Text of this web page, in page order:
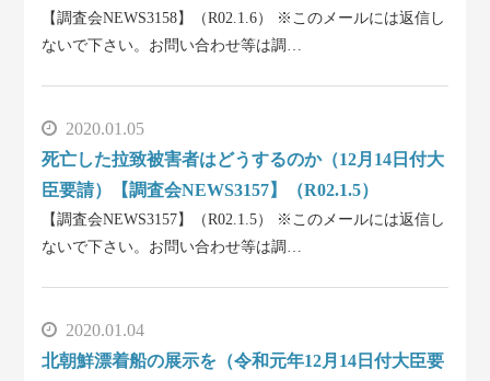
【調査会NEWS3158】（R02.1.6） ※このメールには返信し
ないで下さい。お問い合わせ等は調…
2020.01.05
死亡した拉致被害者はどうするのか（12月14日付大
臣要請）【調査会NEWS3157】（R02.1.5）
【調査会NEWS3157】（R02.1.5） ※このメールには返信し
ないで下さい。お問い合わせ等は調…
2020.01.04
北朝鮮漂着船の展示を（令和元年12月14日付大臣要